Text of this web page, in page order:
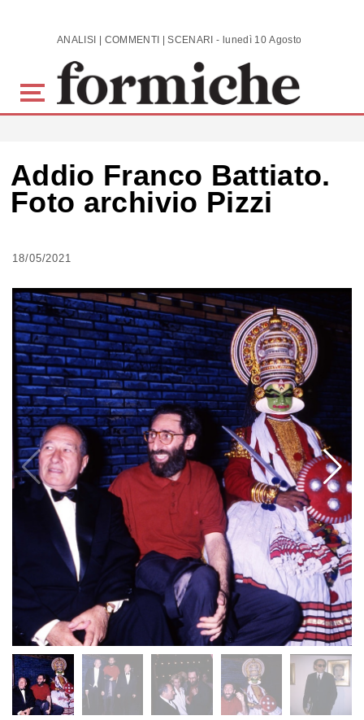
Skip to main content ANALISI | COMMENTI | SCENARI - lunedì 10 Agosto 2026
Addio Franco Battiato.
Foto archivio Pizzi
18/05/2021